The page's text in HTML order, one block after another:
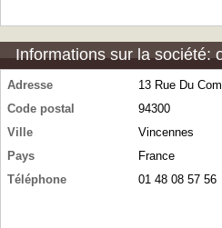
Informations sur la société:
Adresse
13 Rue Du
Code postal
94300
Ville
Vincennes
Pays
France
Téléphone
01 48 08 57 56